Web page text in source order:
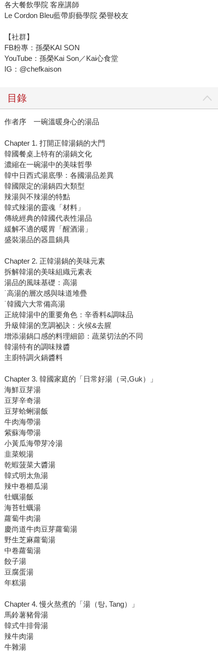
各大餐飲學院 客座講師
Le Cordon Bleu藍帶廚藝學院 榮譽校友
【社群】
FB粉專：孫榮KAI SON
YouTube：孫榮Kai Son／Kai心食堂
IG：@chefkaison
目錄
作者序 一碗溫暖身心的湯品
Chapter 1. 打開正韓湯鍋的大門
韓國餐桌上特有的湯鍋文化
濃縮在一碗湯中的美味哲學
韓中日西式湯底學：各國湯品差異
韓國限定的湯鍋四大類型
辣湯與不辣湯的特點
韓式辣湯的靈魂「材料」
傳統經典的韓國代表性湯品
緩解不適的暖胃「醒酒湯」
盛裝湯品的器皿鍋具
Chapter 2. 正韓湯鍋的美味元素
拆解韓湯的美味組織元素表
湯品的風味基礎：高湯
˙高湯的層次感與味道堆疊
˙韓國六大常備高湯
正統韓湯中的重要角色：辛香料&調味品
升級韓湯的烹調祕訣：火候&去腥
增添湯鍋口感的料理細節：蔬菜切法的不同
韓湯特有的調味辣醬
主廚特調火鍋醬料
Chapter 3. 韓國家庭的「日常好湯（국,Guk）」
海鮮豆芽湯
豆芽辛奇湯
豆芽蛤蜊湯飯
牛肉海帶湯
紫蘇海帶湯
小黃瓜海帶芽冷湯
韭菜蜆湯
乾蝦菠菜大醬湯
韓式明太魚湯
辣中卷櫛瓜湯
牡蠣湯飯
海苔牡蠣湯
蘿蔔牛肉湯
慶尚道牛肉豆芽蘿蔔湯
野生芝麻蘿蔔湯
中卷蘿蔔湯
餃子湯
豆腐蛋湯
年糕湯
Chapter 4. 慢火熬煮的「湯（탕, Tang）」
馬鈴薯豬骨湯
韓式牛排骨湯
辣牛肉湯
牛雜湯